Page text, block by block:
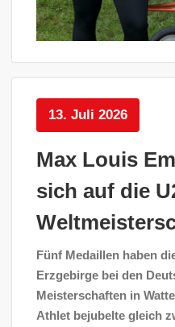
13. Juli 2026
Max Louis
sich auf die
Fünf Medaillen haben
Erzgebirge bei den
Meisterschaften in
Athlet bejubelte gleich